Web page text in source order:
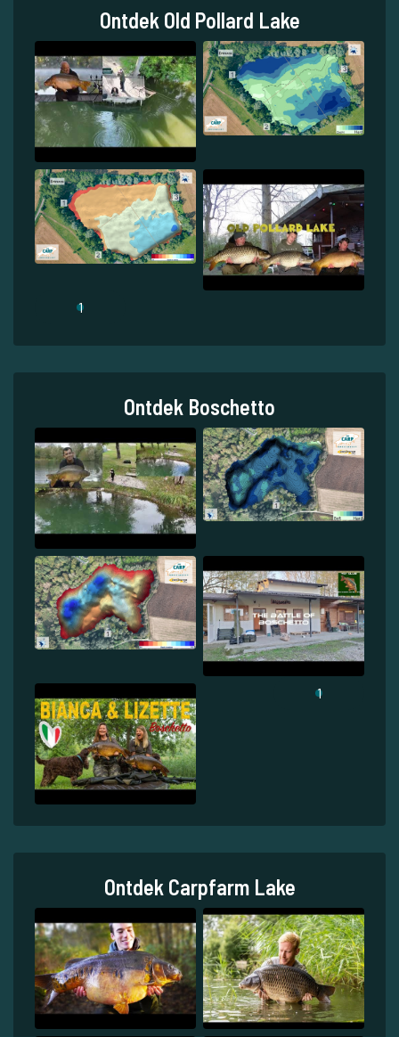
Ontdek Old Pollard Lake
1
Ontdek Boschetto
1
Ontdek Carpfarm Lake